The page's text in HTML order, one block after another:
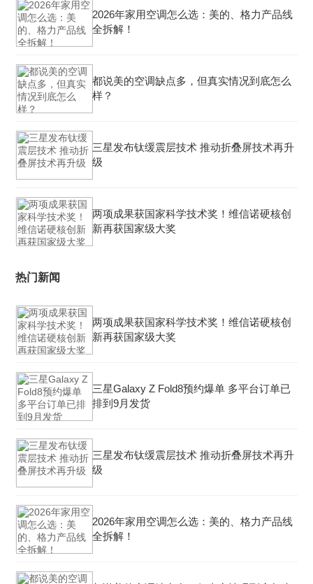
2026年家用空调怎么选：美的、格力产品线
全拆解！
都说美的空调缺点多，但真实情况到底怎么
样？
三星发布钛缓震层技术 推动折叠屏技术再升
级
两项成果获国家科学技术奖！维信诺硬核创
新再获国家级大奖
热门新闻
两项成果获国家科学技术奖！维信诺硬核创
新再获国家级大奖
三星Galaxy Z Fold8预约爆单 多平台订单已
排到9月发货
三星发布钛缓震层技术 推动折叠屏技术再升
级
2026年家用空调怎么选：美的、格力产品线
全拆解！